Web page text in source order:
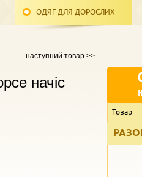
ОДЯГ ДЛЯ ДОРОСЛИХ
Товар
наступний товар >>
начіс